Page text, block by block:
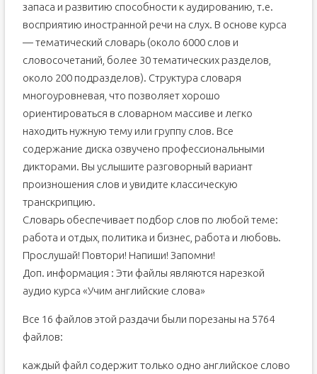
запаса и развитию способности к аудированию, т.е.
восприятию иностранной речи на слух. В основе курса
— тематический словарь (около 6000 слов и
словосочетаний, более 30 тематических разделов,
около 200 подразделов). Структура словаря
многоуровневая, что позволяет хорошо
ориентироваться в словарном массиве и легко
находить нужную тему или группу слов. Все
содержание диска озвучено профессиональными
дикторами. Вы услышите разговорный вариант
произношения слов и увидите классическую
транскрипцию.
Словарь обеспечивает подбор слов по любой теме:
работа и отдых, политика и бизнес, работа и любовь.
Прослушай! Повтори! Напиши! Запомни!
Доп. информация : Эти файлы являются нарезкой
аудио курса «Учим английские слова»
Все 16 файлов этой раздачи были порезаны на 5764
файлов:
каждый файл содержит только одно английское слово